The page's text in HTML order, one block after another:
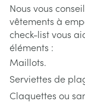
Nous vous
vêtements à
check-list vous
éléments :
Maillots.
Serviettes de
Claquettes ou